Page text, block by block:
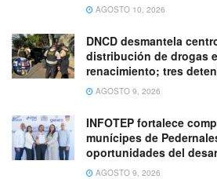
AGOSTO 10, 2026
DNCD desmantela
distribución de drogas
renacimiento; tres
AGOSTO 9, 2026
INFOTEP fortalece
munícipes de
oportunidades del
AGOSTO 9, 2026